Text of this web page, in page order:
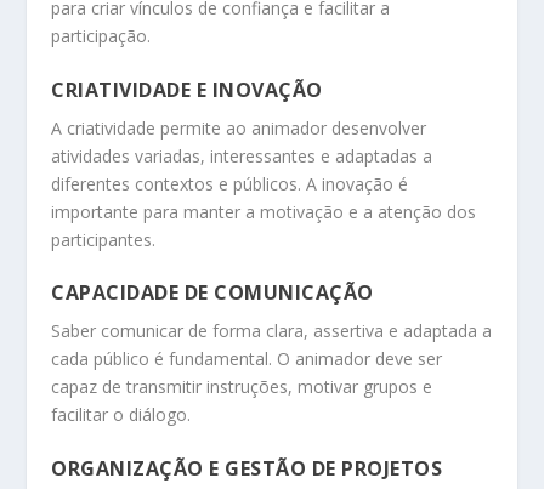
para criar vínculos de confiança e facilitar a
participação.
CRIATIVIDADE E INOVAÇÃO
A criatividade permite ao animador desenvolver
atividades variadas, interessantes e adaptadas a
diferentes contextos e públicos. A inovação é
importante para manter a motivação e a atenção dos
participantes.
CAPACIDADE DE COMUNICAÇÃO
Saber comunicar de forma clara, assertiva e adaptada a
cada público é fundamental. O animador deve ser
capaz de transmitir instruções, motivar grupos e
facilitar o diálogo.
ORGANIZAÇÃO E GESTÃO DE PROJETOS